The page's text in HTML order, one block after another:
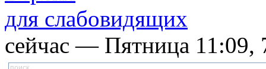
для слабовидящих
сейчас — Пятница 11:09,